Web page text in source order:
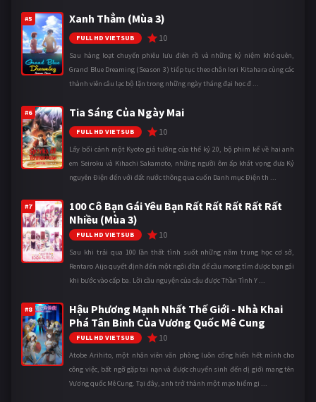
#5 Xanh Thẳm (Mùa 3)
FULL HD VIETSUB 10
Sau hàng loạt chuyến phiêu lưu điên rồ và những kỷ niệm khó quên,
Grand Blue Dreaming (Season 3) tiếp tục theo chân Iori Kitahara cùng các
thành viên câu lạc bộ lặn trong những ngày tháng đại học đ ...
#6 Tia Sáng Của Ngày Mai
FULL HD VIETSUB 10
Lấy bối cảnh một Kyoto giả tưởng của thế kỷ 20, bộ phim kể về hai anh
em Seiroku và Kihachi Sakamoto, những người ôm ấp khát vọng đưa Kỷ
nguyên Điện đến với đất nước thông qua cuốn Danh mục Điện th ...
#7
100 Cô Bạn Gái Yêu Bạn Rất Rất Rất Rất Rất
Nhiều (Mùa 3)
FULL HD VIETSUB 10
Sau khi trải qua 100 lần thất tình suốt những năm trung học cơ sở,
Rentaro Aijo quyết định đến một ngôi đền để cầu mong tìm được bạn gái
khi bước vào cấp ba. Lời cầu nguyện của cậu được Thần Tình Y ...
#8
Hậu Phương Mạnh Nhất Thế Giới - Nhà Khai
Phá Tân Binh Của Vương Quốc Mê Cung
FULL HD VIETSUB 10
Atobe Arihito, một nhân viên văn phòng luôn cống hiến hết mình cho
công việc, bất ngờ gặp tai nạn và được chuyển sinh đến dị giới mang tên
Vương quốc Mê Cung. Tại đây, anh trở thành một mạo hiểm gi ...